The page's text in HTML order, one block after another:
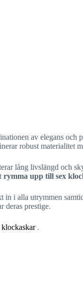
av elegans och
robust materialitet
lång livslängd och
rymma upp till sex
in i alla utrymmen
deras prestige.
klockaskar .